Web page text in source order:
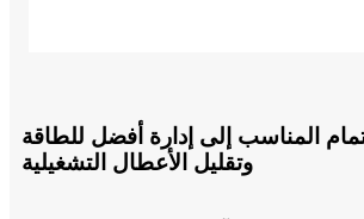
المناسب إلى إدارة أفضل للطاقة
وتقليل الأعطال التشغيلية